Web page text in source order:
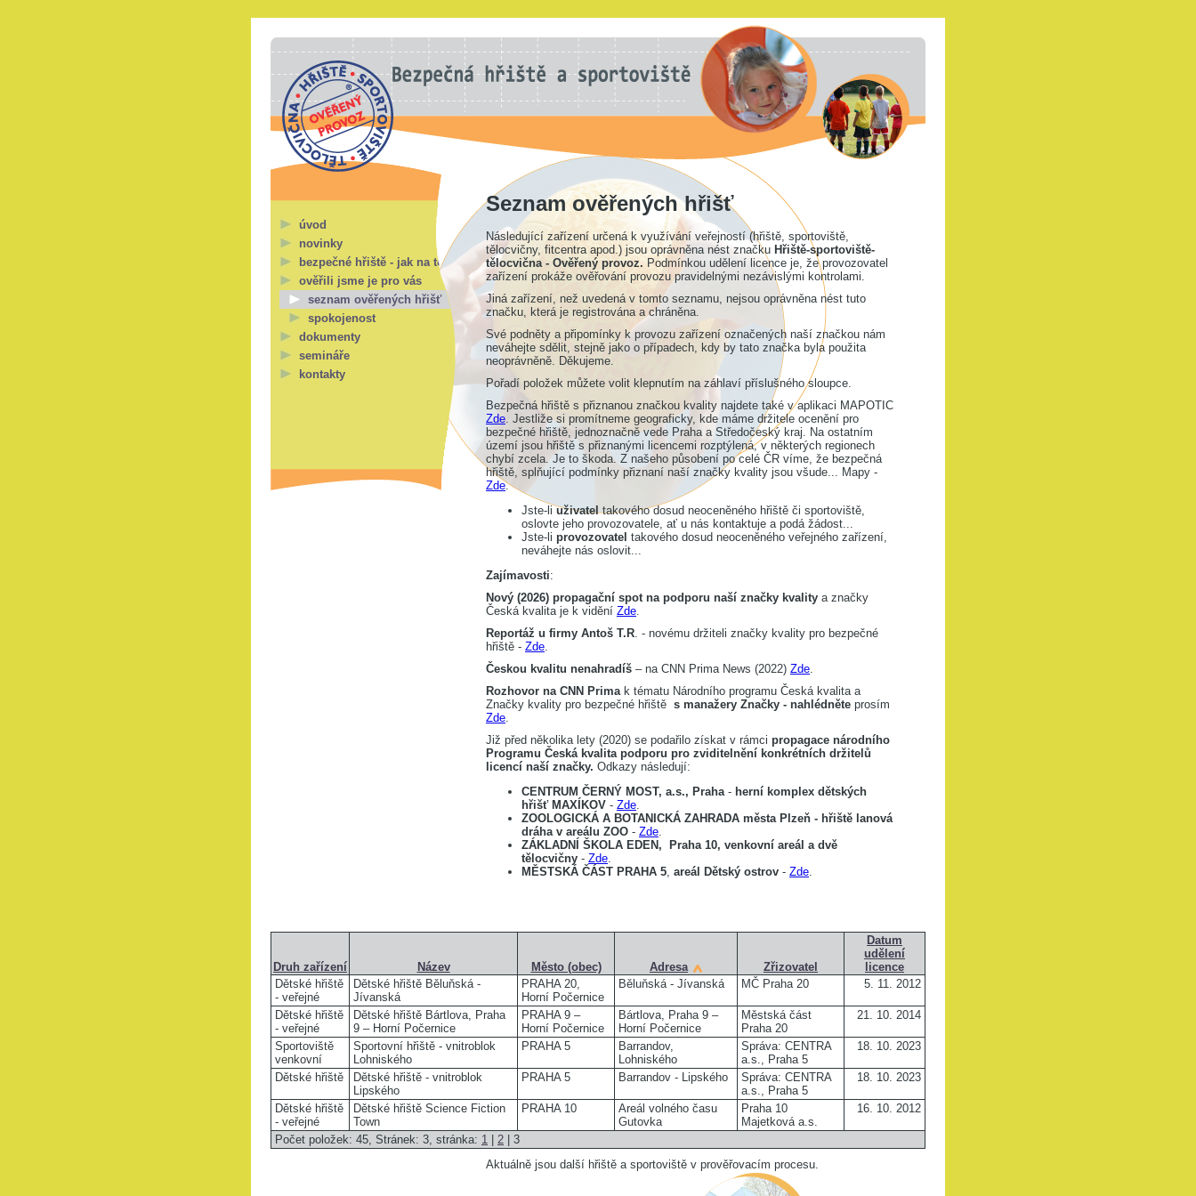
Seznam ověřených hřišť
Následující zařízení určená k využívání veřejností (hřiště, sportoviště,
tělocvičny, fitcentra apod.) jsou oprávněna nést značku Hřiště-sportoviště-
tělocvična - Ověřený provoz. Podmínkou udělení licence je, že provozovatel
zařízení prokáže ověřování provozu pravidelnými nezávislými kontrolami.
Jiná zařízení, než uvedená v tomto seznamu, nejsou oprávněna nést tuto
značku, která je registrována a chráněna.
Své podněty a připomínky k provozu zařízení označených naší značkou nám
neváhejte sdělit, stejně jako o případech, kdy by tato značka byla použita
neoprávněně. Děkujeme.
Pořadí položek můžete volit klepnutím na záhlaví příslušného sloupce.
Bezpečná hřiště s přiznanou značkou kvality najdete také v aplikaci MAPOTIC
Zde. Jestliže si promítneme geograficky, kde máme držitele ocenění pro
bezpečné hřiště, jednoznačně vede Praha a Středočeský kraj. Na ostatním
území jsou hřiště s přiznanými licencemi rozptýlená, v některých regionech
chybí zcela. Je to škoda. Z našeho působení po celé ČR víme, že bezpečná
hřiště, splňující podmínky přiznaní naší značky kvality jsou všude... Mapy -
Zde.
Jste-liuživateltakového dosud neoceněného hřiště či sportoviště,
oslovte jeho provozovatele, ať u nás kontaktuje a podá žádost...
Jste-li provozovatel takového dosud neoceněného veřejného zařízení,
neváhejte nás oslovit...
Zajímavosti:
Nový (2026) propagační spot na podporu naší značky kvality a značky
Česká kvalita je k vidění Zde.
Reportáž u firmy Antoš T.R. - novému držiteli značky kvality pro bezpečné
hřiště - Zde.
Českou kvalitu nenahradíš – na CNN Prima News (2022) Zde.
Rozhovor na CNN Prima k tématu Národního programu Česká kvalita a
Značky kvality pro bezpečné hřiště s manažery Značky - nahlédněte prosím
Zde.
Již před několika lety (2020) se podařilo získat v rámci propagace národního
Programu Česká kvalita podporu pro zviditelnění konkrétních držitelů
licencí naší značky. Odkazy následují:
CENTRUM ČERNÝ MOST, a.s., Praha- herní komplex dětských
hřišť MAXÍKOV - Zde.
ZOOLOGICKÁ A BOTANICKÁ ZAHRADA města Plzeň - hřiště lanová
dráha v areálu ZOO - Zde.
ZÁKLADNÍ ŠKOLA EDEN,
Praha 10, venkovní areál a dvě
tělocvičny - Zde.
MĚSTSKÁ ČÁST PRAHA 5, areál Dětský ostrov - Zde.
Druh zařízení Název Město (obec) Adresa Zřizovatel
Datum
udělení
licence
Počet položek: 45, Stránek: 3, stránka: 1 2 | 3
Dětské hřiště
- veřejné
Dětské hřiště Běluňská -
Jívanská
PRAHA 20,
Horní Počernice
Běluňská - Jívanská MČ Praha 20 5. 11. 2012
Dětské hřiště
- veřejné
Dětské hřiště Bártlova, Praha
9 – Horní Počernice
PRAHA 9 –
Horní Počernice
Bártlova, Praha 9 –
Horní Počernice
Městská část
Praha 20
21. 10. 2014
Sportoviště
venkovní
Sportovní hřiště - vnitroblok
Lohniského
PRAHA 5
Barrandov,
Lohniského
Správa: CENTRA
a.s., Praha 5
18. 10. 2023
Dětské hřiště
Dětské hřiště - vnitroblok
Lipského
PRAHA 5 Barrandov - Lipského
Správa: CENTRA
a.s., Praha 5
18. 10. 2023
Dětské hřiště
- veřejné
Dětské hřiště Science Fiction
Town
PRAHA 10
Areál volného času
Gutovka
Praha 10
Majetková a.s.
16. 10. 2012
Aktuálně jsou další hřiště a sportoviště v prověřovacím procesu.
úvod
novinky
bezpečné hřiště - jak na to?
ověřili jsme je pro vás
seznam ověřených hřišť
spokojenost
dokumenty
semináře
kontakty